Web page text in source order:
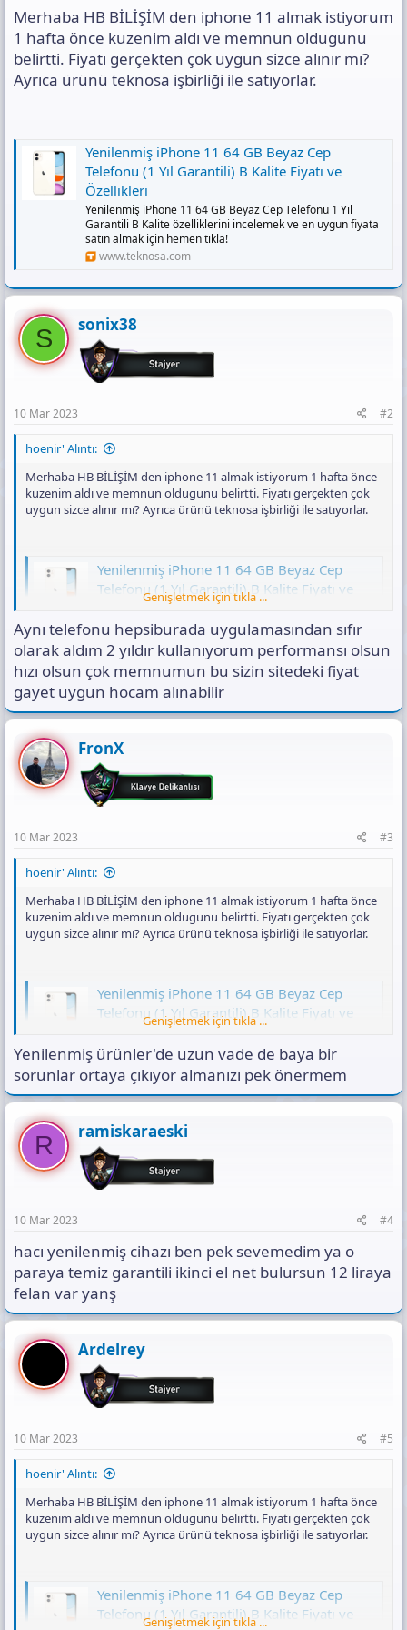
s
ı
n
ı
K
a
a
Merhaba HB BİLİŞİM den iphone 11 almak istiyorum
1 hafta önce kuzenim aldı ve memnun oldugunu
belirtti. Fiyatı gerçekten çok uygun sizce alınır mı?
Ayrıca ürünü teknosa işbirliği ile satıyorlar.
Yenilenmiş iPhone 11 64 GB Beyaz Cep
Telefonu (1 Yıl Garantili) B Kalite Fiyatı ve
Özellikleri
Yenilenmiş iPhone 11 64 GB Beyaz Cep Telefonu 1 Yıl
Garantili B Kalite özelliklerini incelemek ve en uygun fiyata
satın almak için hemen tıkla!
www.teknosa.com
S sonix38
10 Mar 2023 #2
hoenir' Alıntı:
Merhaba HB BİLİŞİM den iphone 11 almak istiyorum 1 hafta önce
kuzenim aldı ve memnun oldugunu belirtti. Fiyatı gerçekten çok
uygun sizce alınır mı? Ayrıca ürünü teknosa işbirliği ile satıyorlar.
Yenilenmiş iPhone 11 64 GB Beyaz Cep
Telefonu (1 Yıl Garantili) B Kalite Fiyatı ve
Özellikleri
Yenilenmiş iPhone 11 64 GB Beyaz Cep Telefonu 1 Yıl
Garantili B Kalite özelliklerini incelemek ve en uygun
fiyata satın almak için hemen tıkla!
www.teknosa.com
Genişletmek için tıkla ...
Aynı telefonu hepsiburada uygulamasından sıfır
olarak aldım 2 yıldır kullanıyorum performansı olsun
hızı olsun çok memnumun bu sizin sitedeki fiyat
gayet uygun hocam alınabilir
FronX
10 Mar 2023 #3
hoenir' Alıntı:
Merhaba HB BİLİŞİM den iphone 11 almak istiyorum 1 hafta önce
kuzenim aldı ve memnun oldugunu belirtti. Fiyatı gerçekten çok
uygun sizce alınır mı? Ayrıca ürünü teknosa işbirliği ile satıyorlar.
Yenilenmiş iPhone 11 64 GB Beyaz Cep
Telefonu (1 Yıl Garantili) B Kalite Fiyatı ve
Yenilenmiş iPhone 11 64 GB Beyaz Cep Telefonu 1 Yıl
Garantili B Kalite özelliklerini incelemek ve en uygun
fiyata satın almak için hemen tıkla!
www.teknosa.com
Genişletmek için tıkla ...
Yenilenmiş ürünler'de uzun vade de baya bir
sorunlar ortaya çıkıyor almanızı pek önermem
R ramiskaraeski
10 Mar 2023 #4
hacı yenilenmiş cihazı ben pek sevemedim ya o
paraya temiz garantili ikinci el net bulursun 12 liraya
felan var yanş
Ardelrey
10 Mar 2023 #5
hoenir' Alıntı:
Merhaba HB BİLİŞİM den iphone 11 almak istiyorum 1 hafta önce
kuzenim aldı ve memnun oldugunu belirtti. Fiyatı gerçekten çok
uygun sizce alınır mı? Ayrıca ürünü teknosa işbirliği ile satıyorlar.
Yenilenmiş iPhone 11 64 GB Beyaz Cep
Telefonu (1 Yıl Garantili) B Kalite Fiyatı ve
Genişletmek için tıkla ...